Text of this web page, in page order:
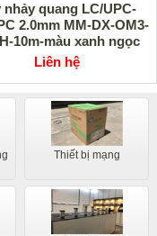
nhảy quang LC/UPC-
2.0mm MM-DX-OM3-
10m-màu xanh ngọc
UNI-10026 cao cấp
Liên hệ
Thiết bị mạng